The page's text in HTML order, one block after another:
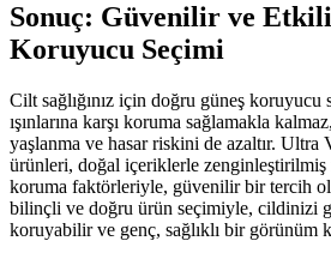
Sonuç: Güvenilir ve
Koruyucu Seçimi
Cilt sağlığınız için doğru güneş koruyucu
ışınlarına karşı koruma sağlamakla
yaşlanma ve hasar riskini de azaltır. Ultra
ürünleri, doğal içeriklerle
koruma faktörleriyle, güvenilir bir tercih
bilinçli ve doğru ürün seçimiyle, cildinizi
koruyabilir ve genç, sağlıklı bir görünüm